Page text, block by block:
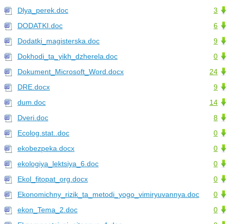
3
Dlya_perek.doc
6
DODATKI.doc
9
Dodatki_magisterska.doc
0
Dokhodi_ta_yikh_dzherela.doc
24
Dokument_Microsoft_Word.docx
9
DRE.docx
14
dum.doc
8
Dveri.doc
0
Ecolog.stat..doc
0
ekobezpeka.docx
0
ekologiya_lektsiya_6.doc
0
Ekol_fitopat_org.docx
0
Ekonomichny_rizik_ta_metodi_yogo_vimiryuvannya.doc
0
ekon_Tema_2.doc